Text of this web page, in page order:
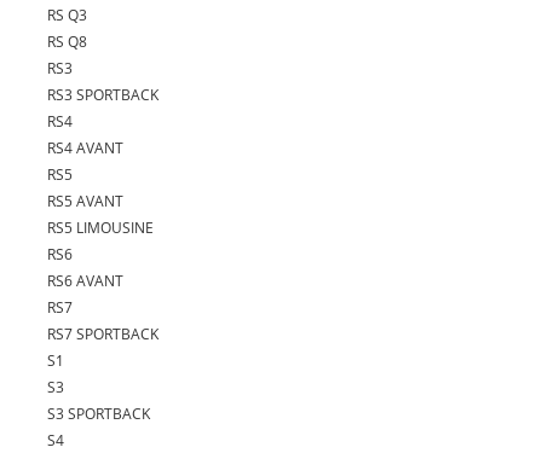
RS Q3
RS Q8
RS3
RS3 SPORTBACK
RS4
RS4 AVANT
RS5
RS5 AVANT
RS5 LIMOUSINE
RS6
RS6 AVANT
RS7
RS7 SPORTBACK
S1
S3
S3 SPORTBACK
S4